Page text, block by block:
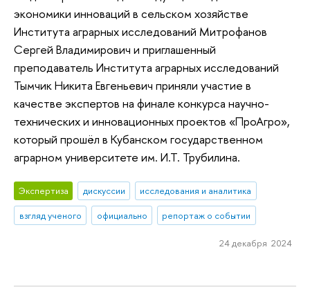
экономики инноваций в сельском хозяйстве
Института аграрных исследований Митрофанов
Сергей Владимирович и приглашенный
преподаватель Института аграрных исследований
Тымчик Никита Евгеньевич приняли участие в
качестве экспертов на финале конкурса научно-
технических и инновационных проектов «ПроАгро»,
который прошёл в Кубанском государственном
аграрном университете им. И.Т. Трубилина.
Экспертиза дискуссии
исследования и аналитика
взгляд ученого
официально репортаж о событии
24 декабря 2024